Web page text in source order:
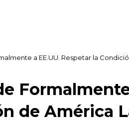
a EE.UU. Respetar la
de América